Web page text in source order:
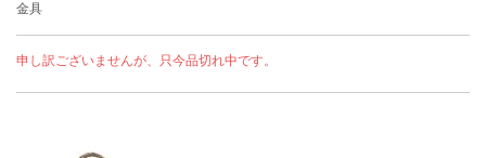
金具
申し訳ございませんが、只今品切れ中です。